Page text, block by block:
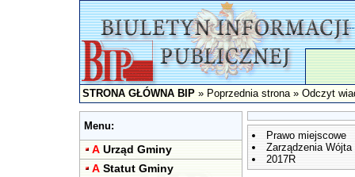
STRONA GŁÓWNA BIP»Poprzednia strona» Odczyt
Menu:
A Urząd Gminy
A Statut Gminy
Prawo miejscowe
Zarządzenia Wójta
2017R